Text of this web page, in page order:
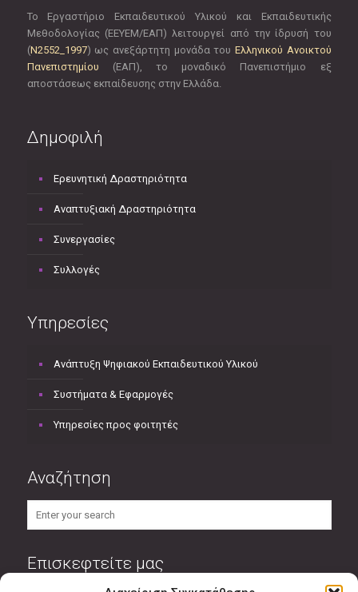
Το Εργαστήριο Εκπαιδευτικού Υλικού και Εκπαιδευτικής
Μεθοδολογίας (ΕΕΥΕΜ/ΕΑΠ) λειτουργεί από την ίδρυσή του
(Ν2552_1997) ως ανεξάρτητη μονάδα του Ελληνικού Ανοικτού
Πανεπιστημίου (ΕΑΠ), το μοναδικό Πανεπιστήμιο εξ
αποστάσεως εκπαίδευσης στην Ελλάδα.
Δημοφιλή
Ερευνητική Δραστηριότητα
Αναπτυξιακή Δραστηριότητα
Συνεργασίες
Συλλογές
Υπηρεσίες
Ανάπτυξη Ψηφιακού Εκπαιδευτικού Υλικού
Συστήματα & Εφαρμογές
Υπηρεσίες προς φοιτητές
Αναζήτηση
Επισκεφτείτε μας